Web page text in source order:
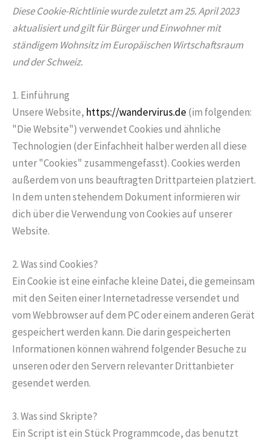
Diese Cookie-Richtlinie wurde zuletzt am 25. April 2023
aktualisiert und gilt für Bürger und Einwohner mit
ständigem Wohnsitz im Europäischen Wirtschaftsraum
und der Schweiz.
1. Einführung
Unsere Website, https://wandervirus.de(im folgenden:
"Die Website") verwendet Cookies und ähnliche
Technologien (der Einfachheit halber werden all diese
unter "Cookies" zusammengefasst). Cookies werden
außerdem von uns beauftragten Drittparteien platziert.
In dem unten stehendem Dokument informieren wir
dich über die Verwendung von Cookies auf unserer
Website.
2. Was sind Cookies?
Ein Cookie ist eine einfache kleine Datei, die gemeinsam
mit den Seiten einer Internetadresse versendet und
vom Webbrowser auf dem PC oder einem anderen Gerät
gespeichert werden kann. Die darin gespeicherten
Informationen können während folgender Besuche zu
unseren oder den Servern relevanter Drittanbieter
gesendet werden.
3. Was sind Skripte?
Ein Script ist ein Stück Programmcode, das benutzt